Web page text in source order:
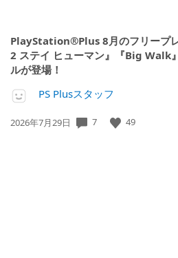
PlayStation®Plus 8月のフリープ
2 ステイ ヒューマン』『Big Walk
ルが登場！
PS Plusスタッフ
公
2026年7月29日 7 49